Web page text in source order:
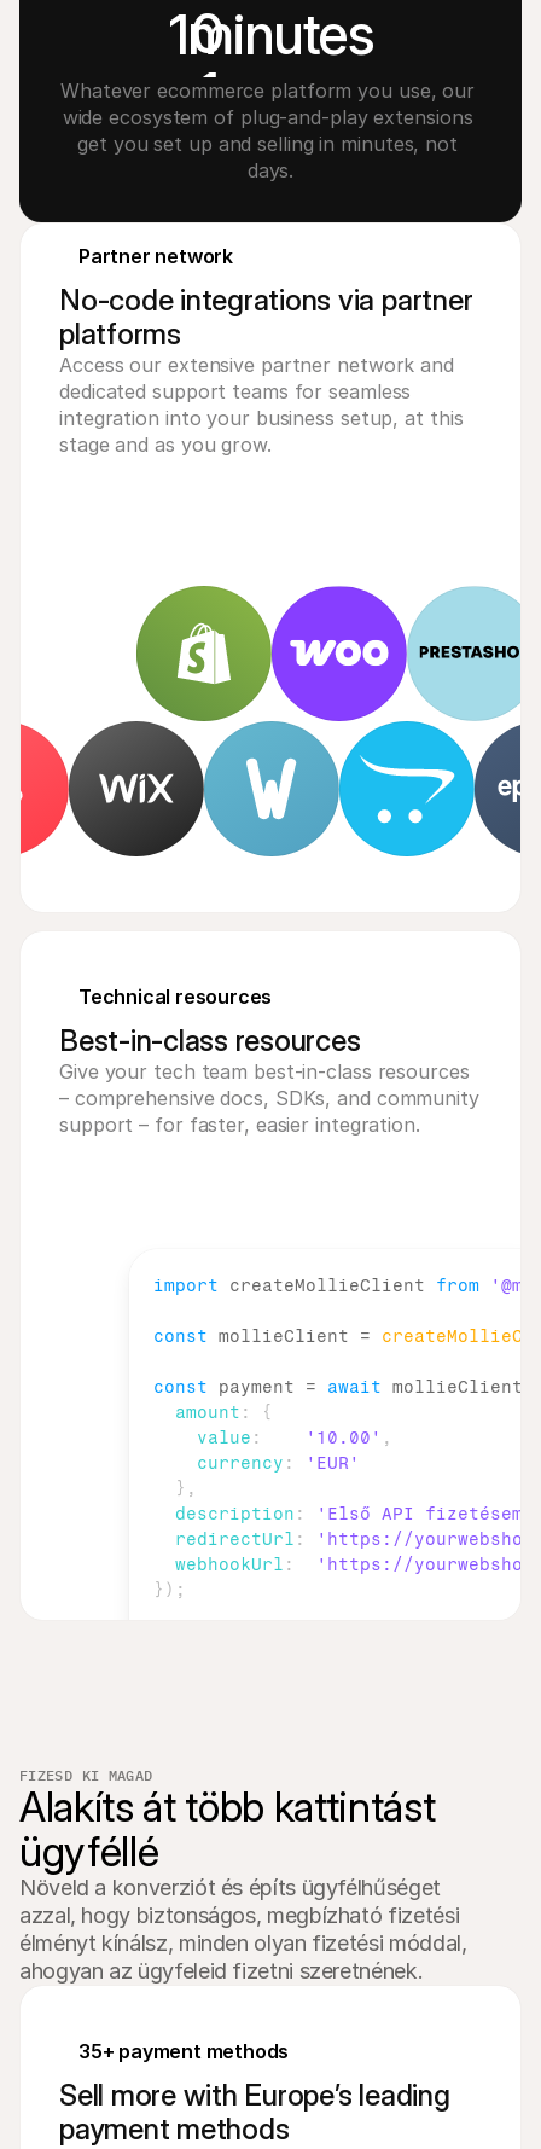
1minutes
0
1
2
3
4
Whatever ecommerce platform you use, our
wide ecosystem of plug-and-play extensions
get you set up and selling in minutes, not
days.
Partner network
No-code integrations via partner
platforms
Access our extensive partner network and
dedicated support teams for seamless
integration into your business setup, at this
stage and as you grow.
Technical resources
Best-in-class resources
Give your tech team best-in-class resources
– comprehensive docs, SDKs, and community
support – for faster, easier integration.
import createMollieClient from
const mollieClient =
const payment = await mollieClient
amount :
{
value : '10.00' ,
currency :
'EUR'
} ,
description : 'Első API fizetésem'
redirectUrl :
'https://
webhookUrl :
'https://
} ) ;
FIZESD KI MAGAD
Alakíts át több kattintást
ügyféllé
Növeld a konverziót és építs ügyfélhűséget
azzal, hogy biztonságos, megbízható fizetési
élményt kínálsz, minden olyan fizetési móddal,
ahogyan az ügyfeleid fizetni szeretnének.
35+ payment methods
Sell more with Europe’s leading
payment methods